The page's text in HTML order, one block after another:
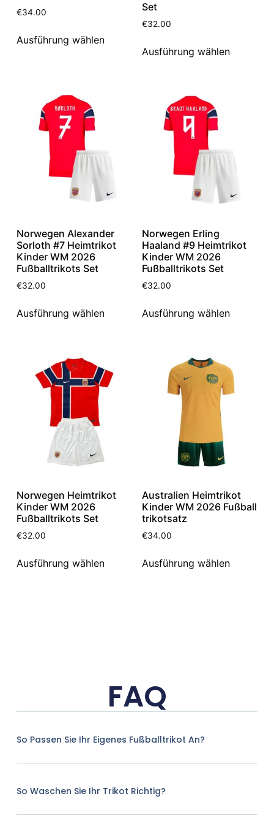
€34.00
Ausführung wählen
Set
€32.00
Ausführung wählen
Norwegen Alexander
Sorloth #7 Heimtrikot
Kinder WM 2026
Fußballtrikots Set
€32.00
Ausführung wählen
Norwegen Erling
Haaland #9 Heimtrikot
Kinder WM 2026
Fußballtrikots Set
€32.00
Ausführung wählen
Norwegen Heimtrikot
Kinder WM 2026
Fußballtrikots Set
€32.00
Ausführung wählen
Australien Heimtrikot
Kinder WM 2026 Fußball
trikotsatz
€34.00
Ausführung wählen
FAQ
So Passen Sie Ihr Eigenes Fußballtrikot An?
So Waschen Sie Ihr Trikot Richtig?